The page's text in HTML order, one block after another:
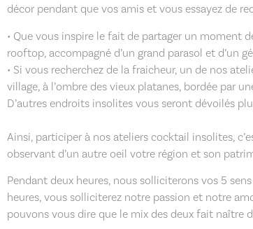
décor pendant que vos amis et vous essayez de
• Que vous inspire le fait de partager un moment
rooftop, accompagné d’un grand parasol et d’un
• Si vous recherchez de la fraicheur, un de nos
village, à l’ombre des vieux platanes, bordée par
D’autres endroits insolites vous seront dévoilés
Ainsi, participer à nos ateliers cocktail insolites,
observant d’un autre oeil votre région et son
Pendant deux heures, nous solliciterons vos 5
heures, vous solliciterez notre passion et notre
pouvons vous dire que le mix des deux fait naître